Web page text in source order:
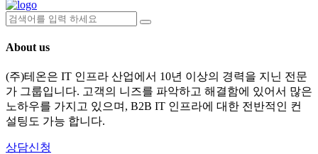
About us
(주)테온은 IT 인프라 산업에서 10년 이상의 경력을 지닌 전문
가 그룹입니다. 고객의 니즈를 파악하고 해결함에 있어서 많은
노하우를 가지고 있으며, B2B IT 인프라에 대한 전반적인 컨
설팅도 가능 합니다.
상담신청